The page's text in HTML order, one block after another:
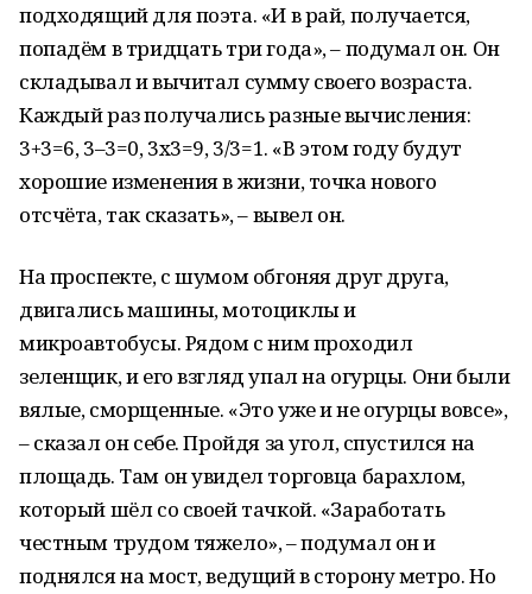
подходящий для поэта. «И в рай, получается,
попадём в тридцать три года», – подумал он. Он
складывал и вычитал сумму своего возраста.
Каждый раз получались разные вычисления:
3+3=6, 3–3=0, 3x3=9, 3/3=1. «В этом году будут
хорошие изменения в жизни, точка нового
отсчёта, так сказать», – вывел он.
На проспекте, с шумом обгоняя друг друга,
двигались машины, мотоциклы и
микроавтобусы. Рядом с ним проходил
зеленщик, и его взгляд упал на огурцы. Они были
вялые, сморщенные. «Это уже и не огурцы вовсе»,
– сказал он себе. Пройдя за угол, спустился на
площадь. Там он увидел торговца барахлом,
который шёл со своей тачкой. «Заработать
честным трудом тяжело», – подумал он и
поднялся на мост, ведущий в сторону метро. Но